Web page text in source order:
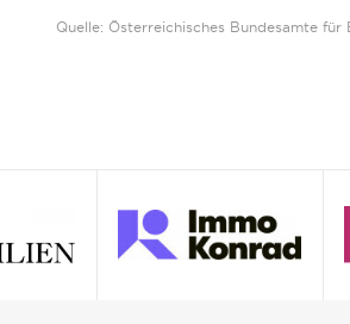
Quelle: Österreichisches Bundesamte für